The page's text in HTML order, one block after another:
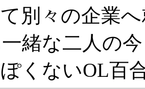
別々の企業
緒な二人の
くないOL百